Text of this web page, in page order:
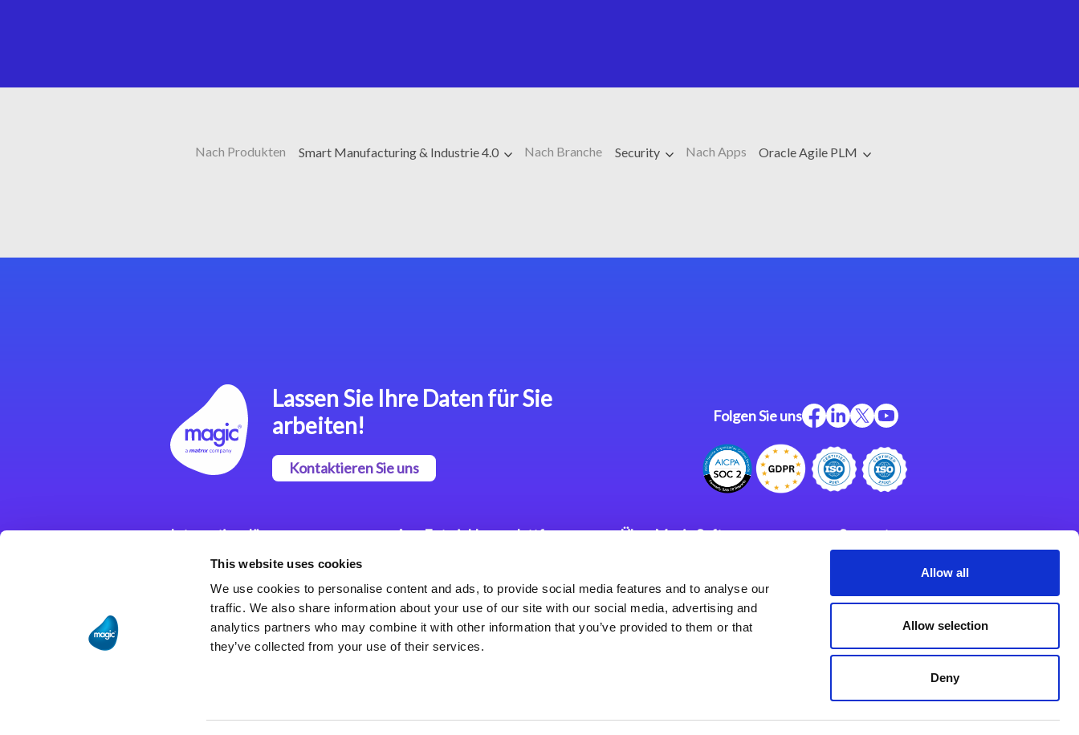
This website uses cookies
We use cookies to personalise content and ads, to provide social media features and to analyse our
traffic. We also share information about your use of our site with our social media, advertising and
analytics partners who may combine it with other information that you’ve provided to them or that
they’ve collected from your use of their services.
Allow all
Allow selection
Deny
Nach Produkten Smart Manufacturing & Industrie 4.0 Nach Branche Security Nach Apps Oracle Agile PLM
Lassen Sie Ihre Daten für Sie
arbeiten!
Kontaktieren Sie uns
Folgen Sie uns
Integrationslösungen
Magic xpi
Integrationsplattform
App Entwicklungsplattform
Plattform
Magic xpa Web Application
Framework
Über Magic Software
Karriere
Datenschutzerklärung
Weltweite Niederlassungen
Support
Impressum